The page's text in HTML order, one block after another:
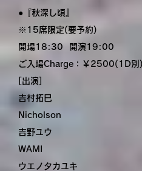
●『秋深し頃』
※15席限定(要予約)
開場18:30 開演19:00
ご入場Charge：￥2500(1D別)
[出演]
吉村拓巳
Nicholson
吉野ユウ
WAMI
ウエノタカユキ